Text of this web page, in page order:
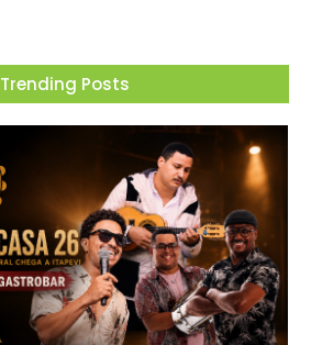
Trending Posts